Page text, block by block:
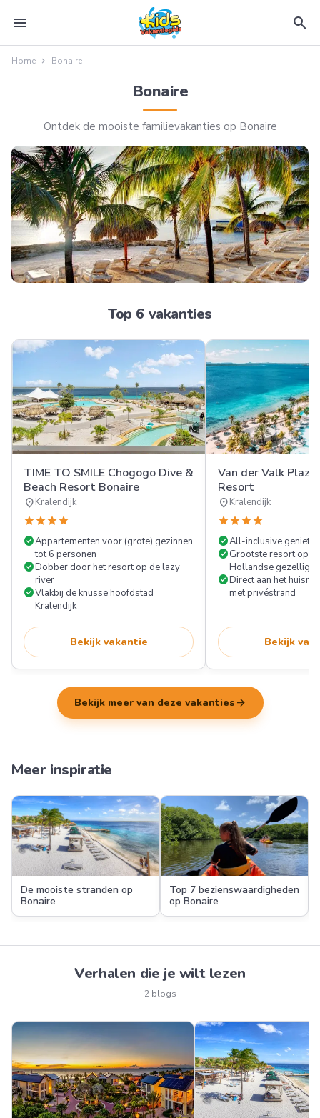
menu search
Home Bonaire
Bonaire
Ontdek de mooiste familievakanties op Bonaire
Top 6 vakanties
TIME TO SMILE Chogogo Dive &
Beach Resort Bonaire
location_onKralendijk
starstarstarstar
check_circleAppartementen voor (grote) gezinnen
tot 6 personen
check_circleDobber door het resort op de lazy
river
check_circleVlakbij de knusse hoofdstad
Kralendijk
Bekijk vakantie
Van der Valk Plaza
Resort
location_onKralendijk
starstarstarstar
check_circleAll-inclusive genieten
check_circleGrootste resort op
Hollandse
check_circleDirect aan het huisrif
met privéstrand
Bekijk
Bekijk meer van deze vakanties arrow_forward
Meer inspiratie
De mooiste stranden op
Bonaire
Top 7 bezienswaardigheden
op Bonaire
Verhalen die je wilt lezen
2 blogs